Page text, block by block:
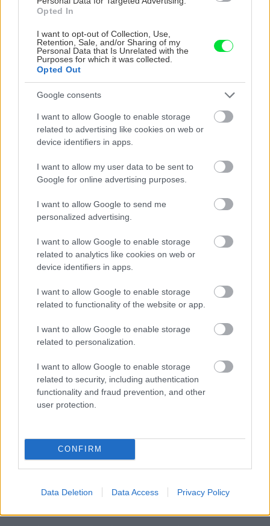
Opted In
I want to opt-out of Collection, Use,
Retention, Sale, and/or Sharing of my
Personal Data that Is Unrelated with the
Purposes for which it was collected.
Opted Out
Google consents
I want to allow Google to enable storage
related to advertising like cookies on web or
device identifiers in apps.
I want to allow my user data to be sent to
Google for online advertising purposes.
I want to allow Google to send me
personalized advertising.
I want to allow Google to enable storage
related to analytics like cookies on web or
device identifiers in apps.
I want to allow Google to enable storage
related to functionality of the website or app.
I want to allow Google to enable storage
related to personalization.
I want to allow Google to enable storage
related to security, including authentication
functionality and fraud prevention, and other
user protection.
CONFIRM
Data Deletion Data Access Privacy Policy
starú chalupu na
nepoznanie: Keď
vojdete dnu, zabudnete,
dokáže aj podpísať.
Slovák sa nebál a v
duchu tradícií
Temné stránky chalúp:
skrytých chýb, ktoré
vás môžu nepríjemne
Žena, búracie kladivo a
premena zrubu z roku
DOM